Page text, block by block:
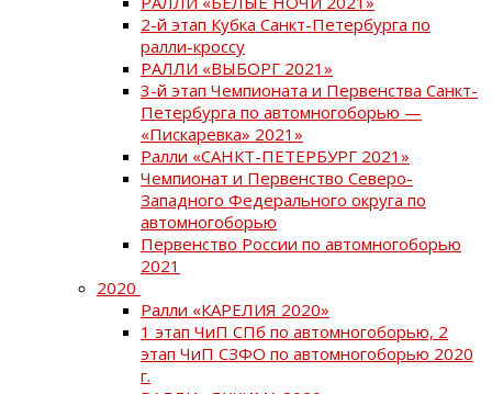
2-й этап Кубка Санкт-Петербурга по
ралли-кроссу
РАЛЛИ «ВЫБОРГ 2021»
3-й этап Чемпионата и Первенства Санкт-
Петербурга по автомногоборью —
«Пискаревка» 2021»
Ралли «САНКТ-ПЕТЕРБУРГ 2021»
Чемпионат и Первенство Северо-
Западного Федерального округа по
автомногоборью
Первенство России по автомногоборью
2021
2020
Ралли «КАРЕЛИЯ 2020»
1 этап ЧиП СПб по автомногоборью, 2
этап ЧиП СЗФО по автомногоборью 2020
г.